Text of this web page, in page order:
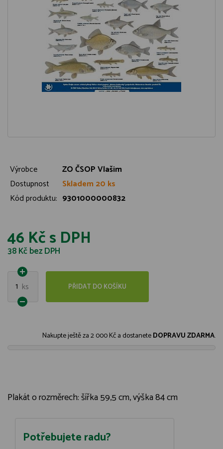
Výrobce
ZO ČSOP Vlašim
Dostupnost
Skladem 20 ks
Kód produktu: 9301000000832
46 Kčs DPH
38 Kčbez DPH
1 ks PŘIDAT DO KOŠÍKU
Nakupte ještě za2 000 Kča dostaneteDOPRAVU ZDARMA.
Plakát o rozměrech: šířka 59,5 cm, výška 84 cm
Potřebujete radu?